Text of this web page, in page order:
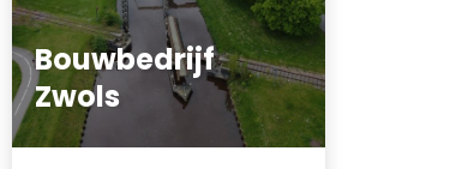
Bouwbedrijf
Zwols